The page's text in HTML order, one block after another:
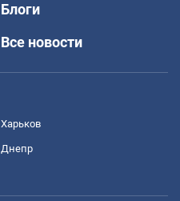
Блоги
Все новости
Харьков
Днепр